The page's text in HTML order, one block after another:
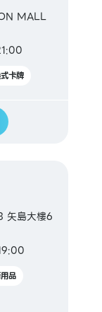
MALL
卡牌
矢島大樓6
品